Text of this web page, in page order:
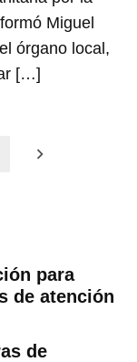
Miguel
órgano local,
[…]
para
de atención
de